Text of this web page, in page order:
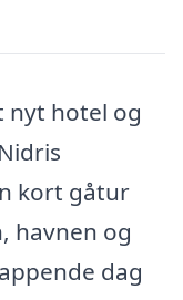
nyt hotel og
kort gåtur
havnen og
dag